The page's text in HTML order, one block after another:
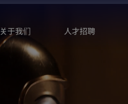
关于我们 人才招聘